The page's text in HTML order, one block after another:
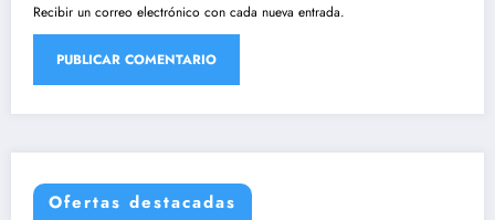
Recibir un correo electrónico con cada nueva entrada.
Ofertas destacadas